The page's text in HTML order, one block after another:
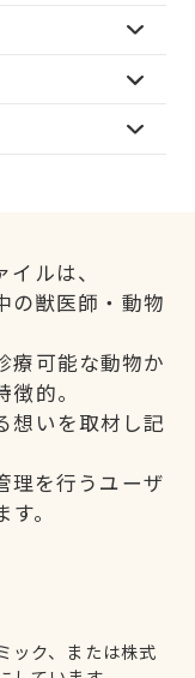
ルは、
の獣医師・動物
療可能な動物か
的。
想いを取材し記
理を行うユーザ
。
ック、または株式